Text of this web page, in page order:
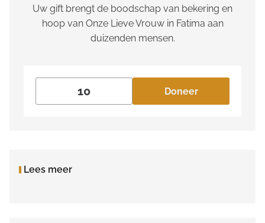
Uw gift brengt de boodschap van bekering en
hoop van Onze Lieve Vrouw in Fatima aan
duizenden mensen.
Doneer
Lees meer